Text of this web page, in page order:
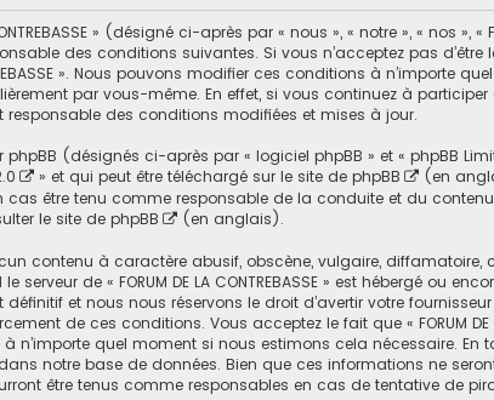
» (désigné ci-après par « nous », « notre », « nos »,
des conditions suivantes. Si vous n’acceptez pas
». Nous pouvons modifier ces conditions à
par vous-même. En effet, si vous continuez à participer
responsable des conditions modifiées et mises à jour.
phpBB (désignés ci-après par « logiciel phpBB » et « phpBB
» et qui peut être téléchargé sur le site de phpBB
(en
cas être tenu comme responsable de la conduite et du
le site de phpBB (en anglais).
contenu à caractère abusif, obscène, vulgaire,
serveur de « FORUM DE LA CONTREBASSE » est hébergé ou
et nous nous réservons le droit d’avertir votre
de ces conditions. Vous acceptez le fait que « FORUM
n’importe quel moment si nous estimons cela nécessaire.
notre base de données. Bien que ces informations ne
pourront être tenus comme responsables en cas de tentative